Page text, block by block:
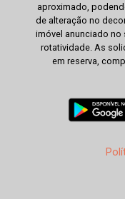
aproximado,
de alteração no
imóvel anunciado no
rotatividade. As
em reserva,